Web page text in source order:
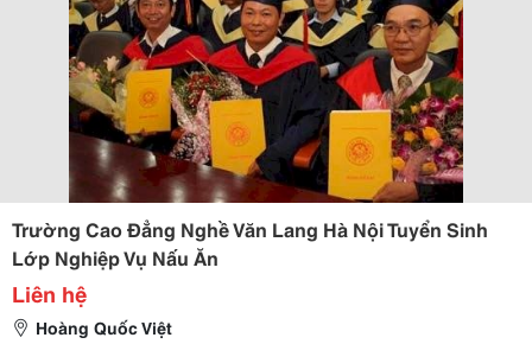
Trường Cao Đẳng Nghề Văn Lang Hà Nội Tuyển Sinh
Lớp Nghiệp Vụ Nấu Ăn
Liên hệ
Hoàng Quốc Việt